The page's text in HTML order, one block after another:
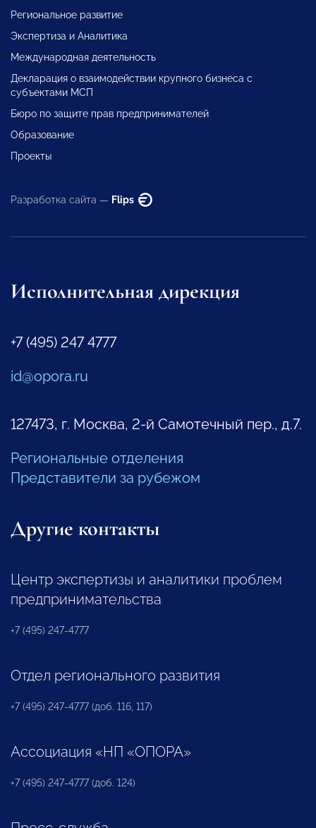
Региональное развитие
Экспертиза и Аналитика
Международная деятельность
Декларация о взаимодействии крупного бизнеса с
субъектами МСП
Бюро по защите прав предпринимателей
Образование
Проекты
Разработка сайта — Flips
Исполнительная дирекция
+7 (495) 247 4777
id@opora.ru
127473, г. Москва, 2-й Самотечный пер., д.7.
Региональные отделения
Представители за рубежом
Другие контакты
Центр экспертизы и аналитики проблем
предпринимательства
+7 (495) 247-4777
Отдел регионального развития
+7 (495) 247-4777 (доб. 116, 117)
Ассоциация «НП «ОПОРА»
+7 (495) 247-4777 (доб. 124)